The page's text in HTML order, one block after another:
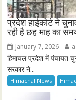
प्रदेश हाईकोर्ट ने
रही है छह माह का
January 7, 2026
हिमाचल प्रदेश में पंचायत
सरकार ने...
Himachal News